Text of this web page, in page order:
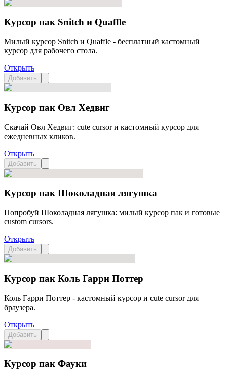
Курсор пак Snitch и Quaffle
Милый курсор Snitch и Quaffle - бесплатный кастомный
курсор для рабочего стола.
Открыть
Добавить
Курсор пак Овл Хедвиг
Скачай Овл Хедвиг: cute cursor и кастомный курсор для
ежедневных кликов.
Открыть
Добавить
Курсор пак Шоколадная лягушка
Попробуй Шоколадная лягушка: милый курсор пак и готовые
custom cursors.
Открыть
Добавить
Курсор пак Коль Гарри Поттер
Коль Гарри Поттер - кастомный курсор и cute cursor для
браузера.
Открыть
Добавить
Курсор пак Фауки